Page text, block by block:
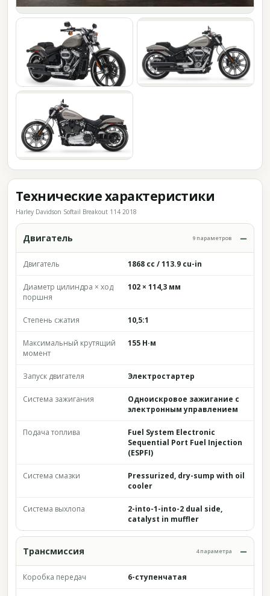
Технические характеристики
Harley Davidson Softail Breakout 114 2018
Двигатель 9 параметров
Двигатель 1868 cc / 113.9 cu-in
Диаметр цилиндра × ход
поршня
102 × 114,3 мм
Степень сжатия 10,5:1
Максимальный крутящий
момент
155 Н·м
Запуск двигателя Электростартер
Система зажигания
Одноискровое зажигание с
электронным управлением
Подача топлива
Fuel System Electronic
Sequential Port Fuel Injection
(ESPFI)
Система смазки
Pressurized, dry-sump with oil
cooler
Система выхлопа
2-into-1-into-2 dual side,
catalyst in muffler
Трансмиссия 4 параметра
Коробка передач 6-ступенчатая